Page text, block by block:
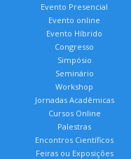
Evento Presencial
Evento online
Evento Híbrido
Congresso
Simpósio
Seminário
Workshop
Jornadas Acadêmicas
Cursos Online
Palestras
Encontros Científicos
Feiras ou Exposições